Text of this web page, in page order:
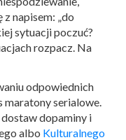
napisem: „do
sytuacji poczuć?
rozpacz. Na
odpowiednich
maratony serialowe.
dopaminy i
albo Kulturalnego